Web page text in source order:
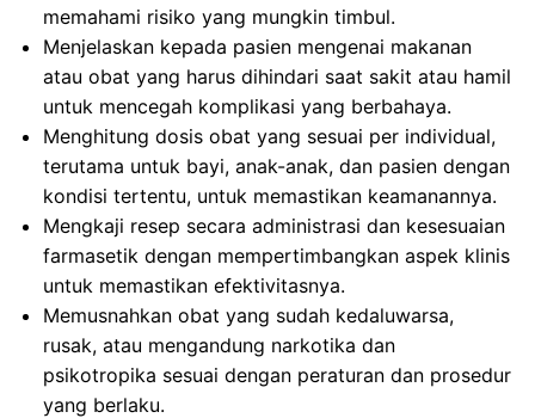
memahami risiko yang mungkin timbul.
Menjelaskan kepada pasien mengenai makanan
atau obat yang harus dihindari saat sakit atau hamil
untuk mencegah komplikasi yang berbahaya.
Menghitung dosis obat yang sesuai per individual,
terutama untuk bayi, anak-anak, dan pasien dengan
kondisi tertentu, untuk memastikan keamanannya.
Mengkaji resep secara administrasi dan kesesuaian
farmasetik dengan mempertimbangkan aspek klinis
untuk memastikan efektivitasnya.
Memusnahkan obat yang sudah kedaluwarsa,
rusak, atau mengandung narkotika dan
psikotropika sesuai dengan peraturan dan prosedur
yang berlaku.